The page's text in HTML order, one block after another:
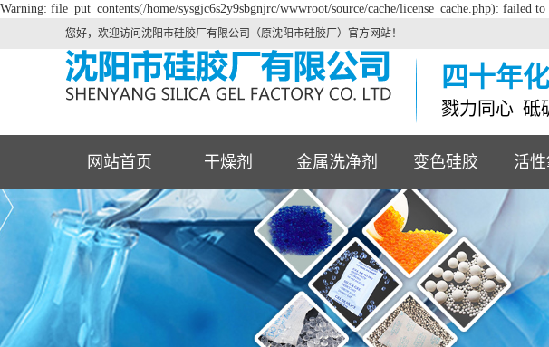
Warning: file_put_contents(/home/sysgjc6s2y9sbgnjrc/wwwroot/source/cache/license_cache.php): failed
您好，欢迎访问沈阳市硅胶厂有限公司（原沈阳市硅胶厂）官方网站！
四十年
戮力同心 砥
网站首页 干燥剂 金属洗净剂 变色硅胶 活